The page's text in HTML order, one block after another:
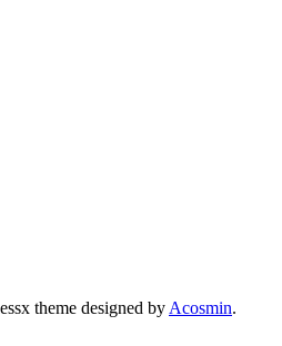
theme designed by Acosmin.